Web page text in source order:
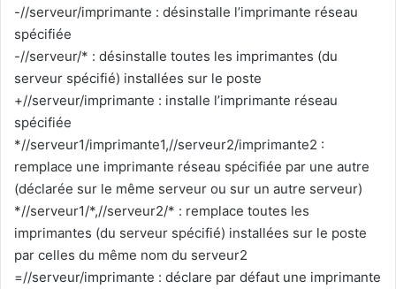
-//serveur/imprimante : désinstalle l’imprimante réseau
spécifiée
-//serveur/* : désinstalle toutes les imprimantes (du
serveur spécifié) installées sur le poste
+//serveur/imprimante : installe l’imprimante réseau
spécifiée
*//serveur1/imprimante1,//serveur2/imprimante2 :
remplace une imprimante réseau spécifiée par une autre
(déclarée sur le même serveur ou sur un autre serveur)
*//serveur1/*,//serveur2/* : remplace toutes les
imprimantes (du serveur spécifié) installées sur le poste
par celles du même nom du serveur2
=//serveur/imprimante : déclare par défaut une imprimante